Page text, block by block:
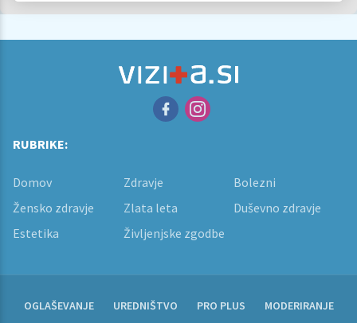
RUBRIKE:
Domov Zdravje
Bolezni
Žensko zdravje
Zlata leta
Duševno zdravje
Estetika
Življenjske zgodbe
OGLAŠEVANJE UREDNIŠTVO PRO PLUS MODERIRANJE